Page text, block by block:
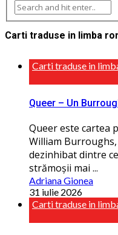
Carti traduse in limba
Carti traduse in
Queer – Un
Queer este cartea
William
dezinhibat dintre
strămoșii mai ...
Adriana Gionea
31 iulie 2026
Carti traduse in